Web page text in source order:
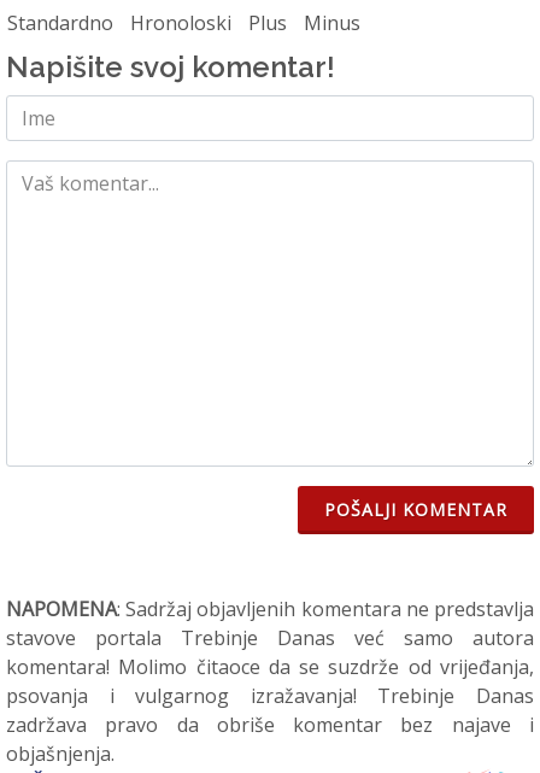
Standardno Hronoloski Plus Minus
Napišite svoj komentar!
POŠALJI KOMENTAR
NAPOMENA: Sadržaj objavljenih komentara ne predstavlja
stavove portala Trebinje Danas već samo autora
komentara! Molimo čitaoce da se suzdrže od vrijeđanja,
psovanja i vulgarnog izražavanja! Trebinje Danas
zadržava pravo da obriše komentar bez najave i
objašnjenja.